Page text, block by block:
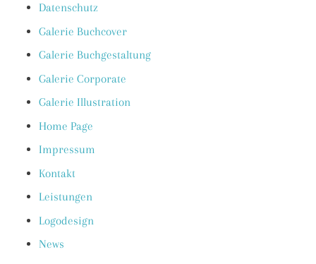
Datenschutz
Galerie Buchcover
Galerie Buchgestaltung
Galerie Corporate
Galerie Illustration
Home Page
Impressum
Kontakt
Leistungen
Logodesign
News